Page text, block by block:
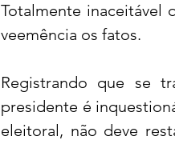
Totalmente inaceitável
veemência os fatos.
Registrando que se
presidente é
eleitoral, não deve